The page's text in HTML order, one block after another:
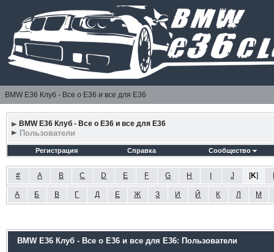
BMW E36 Клуб - Все о Е36 и все для Е36
BMW E36 Клуб - Все о Е36 и все для Е36
Пользователи
Регистрация Справка Сообщество
# A B C D E F G H J [K]
А Б В Г Д Е Ж З И Й К Л М
BMW E36 Клуб - Все о Е36 и все для Е36: Пользователи